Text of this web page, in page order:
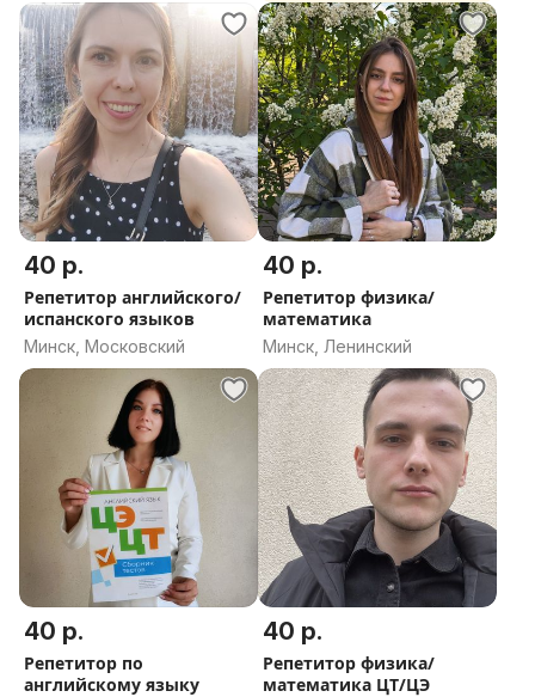
40 р.
Репетитор английского/
испанского языков
Минск, Московский
40 р.
Репетитор физика/
математика
Минск, Ленинский
40 р.
Репетитор по
английскому языку
40 р.
Репетитор физика/
математика ЦТ/ЦЭ